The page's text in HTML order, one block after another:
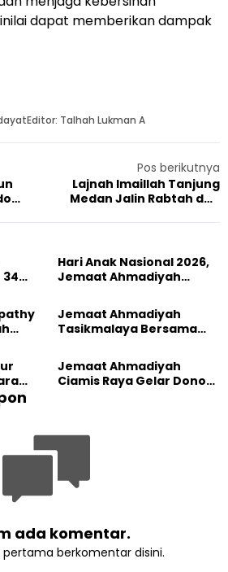
dapat memberikan dampak
Editor: Talhah Lukman A
Pos berikutnya
Lajnah Imaillah Tanjung
Medan Jalin Rabtah dan
Olahraga
Hari Anak Nasional 2026,
Jemaat Ahmadiyah
Masyarakat Perkuat
Perlindungan Anak
Jemaat Ahmadiyah
Tasikmalaya Bersama
Pengobatan Homeopathy
Gratis
Jemaat Ahmadiyah
Ciamis Raya Gelar Donor
ada komentar.
pertama berkomentar disini.